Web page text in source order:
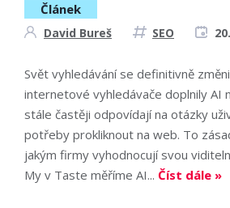
Článek
David Bureš SEO
Svět vyhledávání se definitivně
internetové vyhledávače doplnily AI
stále častěji odpovídají na otázky
potřeby prokliknout na web. To
jakým firmy vyhodnocují svou
My v Taste měříme AI... Číst dále »